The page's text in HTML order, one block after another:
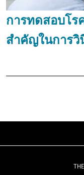
การทดสอบโร
สำคัญในการ